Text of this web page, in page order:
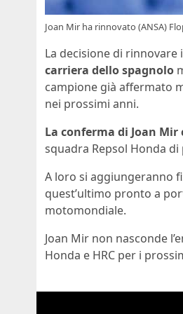
Joan Mir ha rinnovato (ANSA)
La decisione di
carriera dello spagnolo
campione già affermato
nei prossimi anni.
La conferma di Joan
squadra Repsol Honda
A loro si aggiungeranno
quest’ultimo pronto a
motomondiale.
Joan Mir non nasconde
Honda e HRC per i